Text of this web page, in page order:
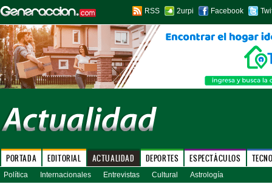
RSS 2urpi Facebook
PORTADA EDITORIAL ACTUALIDAD DEPORTES ESPECTÁCULOS
Política Internacionales Entrevistas Cultural Astrología